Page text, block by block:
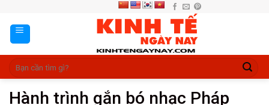
content
Hành trình gắn bó nhạc Pháp